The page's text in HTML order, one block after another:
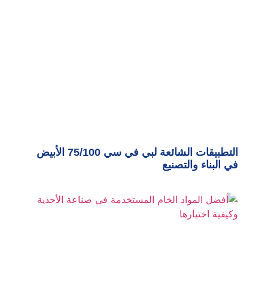
التطبيقات الشائعة لبي في سي 75/100 الأبيض
في البناء والتصنيع